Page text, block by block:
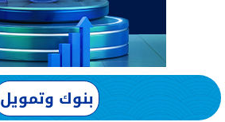
بنوك وتمويل